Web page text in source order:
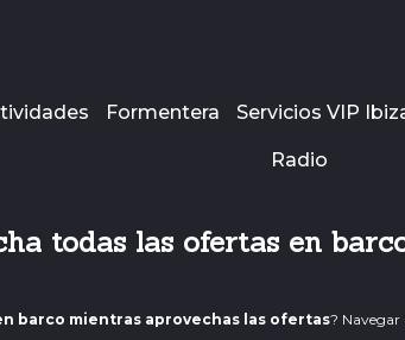
Formentera Servicios VIP
Radio
todas las ofertas en
barco mientras aprovechas las ofertas? Navegar